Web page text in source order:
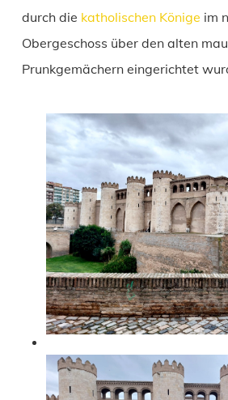
durch die katholischen Könige im
Obergeschoss über den alten
Prunkgemächern eingerichtet